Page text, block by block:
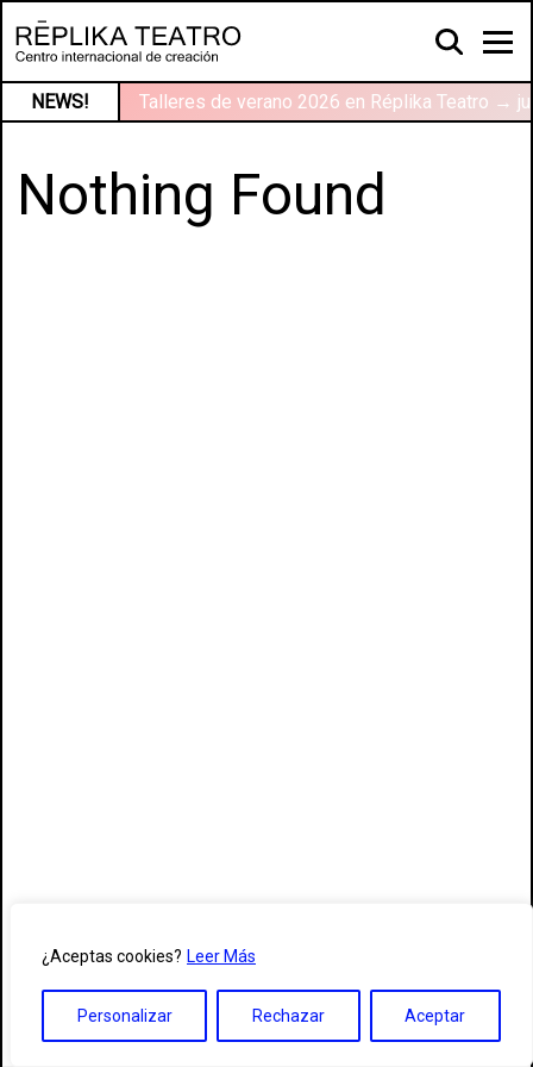
¿Aceptas cookies? Leer Más
Personalizar Rechazar Aceptar
NEWS! Talleres de verano 2026 en Réplika Teatro →
Nothing Found